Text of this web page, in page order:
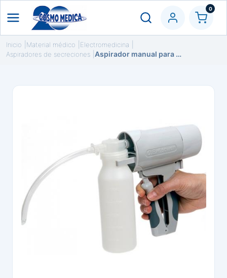
0
Inicio Material médico
Electromedicina
Aspiradores de secreciones
Aspirador manual para faringe y traquea